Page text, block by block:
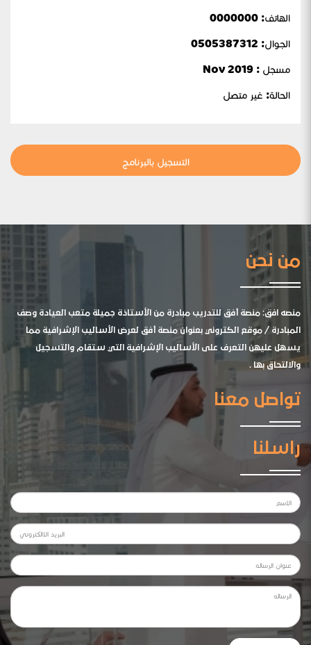
الهاتف: 0000000
الجوال:
مسجل : Nov 2019
الحالة: غير متصل
التسجيل بالبرنامج
من نحن
منصه افق: منصة أفق للتدريب مبادرة من الأستاذة جميلة متعب العيادة وصف
المبادرة / موقع الكتروني بعنوان منصة أفق لعرض الأساليب الإشرافية مما
يسهل عليهن التعرف على الأساليب الإشرافية التي ستقام والتسجيل
والالتحاق بها .
تواصل معنا
راسلنا